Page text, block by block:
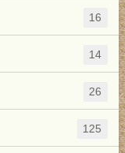
16
14
26
125